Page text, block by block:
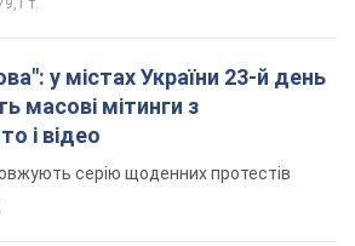
т.
у містах України 23-й день
масові мітинги з
і відео
серію щоденних протестів